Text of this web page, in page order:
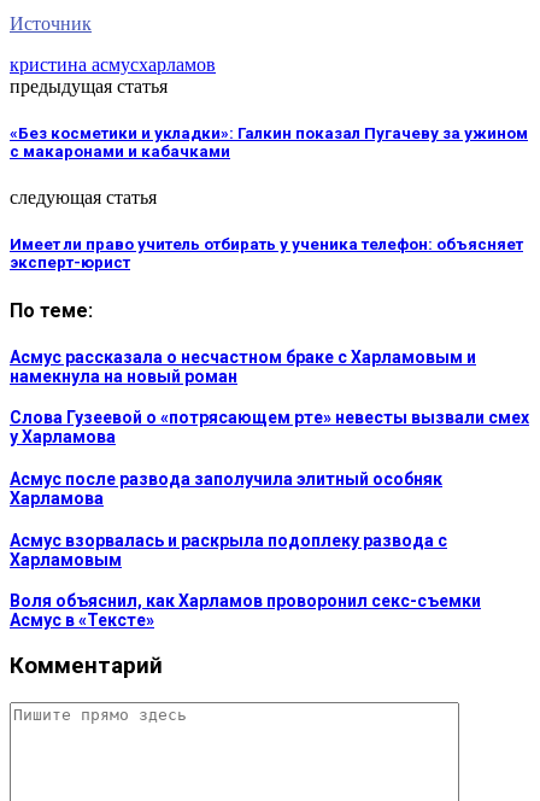
Источник
кристина асмусхарламов
предыдущая статья
«Без косметики и укладки»: Галкин показал Пугачеву за ужином
с макаронами и кабачками
следующая статья
Имеет ли право учитель отбирать у ученика телефон: объясняет
эксперт-юрист
По теме:
Асмус рассказала о несчастном браке с Харламовым и
намекнула на новый роман
Слова Гузеевой о «потрясающем рте» невесты вызвали смех
у Харламова
Асмус после развода заполучила элитный особняк
Харламова
Асмус взорвалась и раскрыла подоплеку развода с
Харламовым
Воля объяснил, как Харламов проворонил секс-съемки
Асмус в «Тексте»
Комментарий